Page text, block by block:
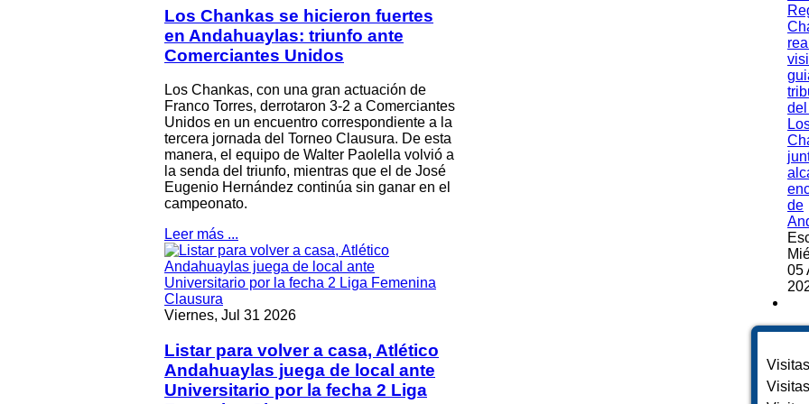
Los Chankas se hicieron fuertes
en Andahuaylas: triunfo ante
Comerciantes Unidos
Los Chankas, con una gran actuación de
Franco Torres, derrotaron 3-2 a Comerciantes
Unidos en un encuentro correspondiente a la
tercera jornada del Torneo Clausura. De esta
manera, el equipo de Walter Paolella volvió a
la senda del triunfo, mientras que el de José
Eugenio Hernández continúa sin ganar en el
campeonato.
Leer más ...
Viernes, Jul 31 2026
Listar para volver a casa, Atlético
Andahuaylas juega de local ante
Universitario por la fecha 2 Liga
de
05